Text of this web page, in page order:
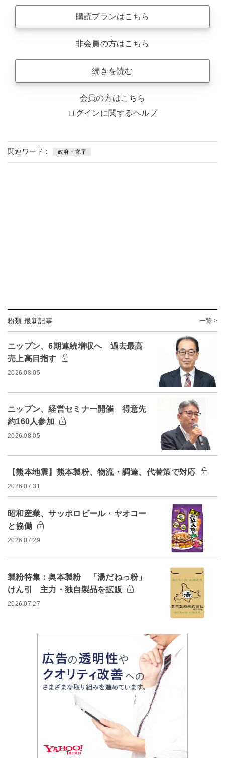
購読プランはこちら
非会員の方はこちら
続きを読む
会員の方はこちら
ログインに関するヘルプ
関連ワード： 政府・官庁
粉類 最新記事 一覧 >
ニップン、6期連続増収へ 過去最高
売上高目指す
2026.08.05
ニップン、経営セミナー開催 得意先
約160人参加
2026.08.05
【熊本地震】熊本製粉、物流・調達、代替策で対応
2026.07.31
昭和産業、サッポロビール・ヤオコー
と協働
2026.07.29
製粉特集：奥本製粉 「湯だねっ粉」
けん引 主力・独自製品を拡販
2026.07.27